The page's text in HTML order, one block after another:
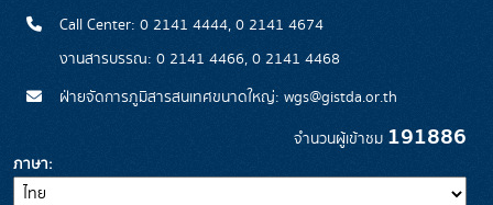
Call Center: 0 2141 4444, 0 2141 4674
งานสารบรรณ: 0 2141 4466, 0 2141 4468
ฝ่ายจัดการภูมิสารสนเทศขนาดใหญ่: wgs@gistda.or.th
จำนวนผู้เข้าชม 191886
ภาษา